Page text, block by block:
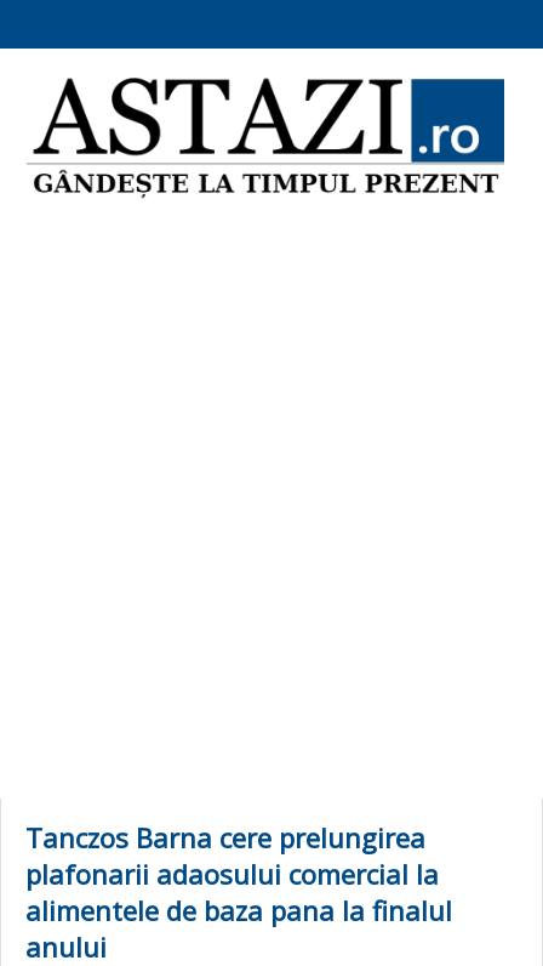
Tanczos Barna cere prelungirea
plafonarii adaosului comercial la
alimentele de baza pana la finalul
anului